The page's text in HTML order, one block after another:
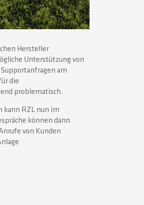
Hersteller
Unterstützung von
am
die
problematisch.
kann RZL nun im
können dann
von Kunden